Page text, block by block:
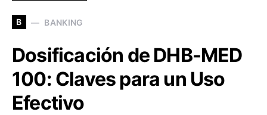
B BANKING
Dosificación de DHB-MED
100: Claves para un Uso
Efectivo